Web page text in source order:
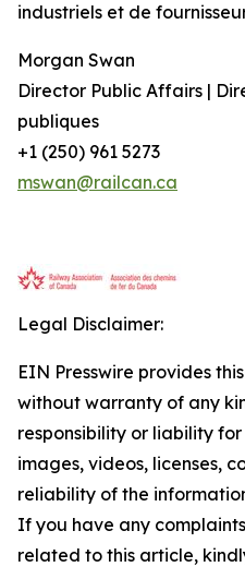
industriels et de
Morgan Swan
Director Public Affairs |
publiques
+1 (250) 961 5273
mswan@railcan.ca
Legal Disclaimer:
EIN Presswire provides
without warranty of any
responsibility or liability
images, videos, licenses,
reliability of the
If you have any
related to this article,